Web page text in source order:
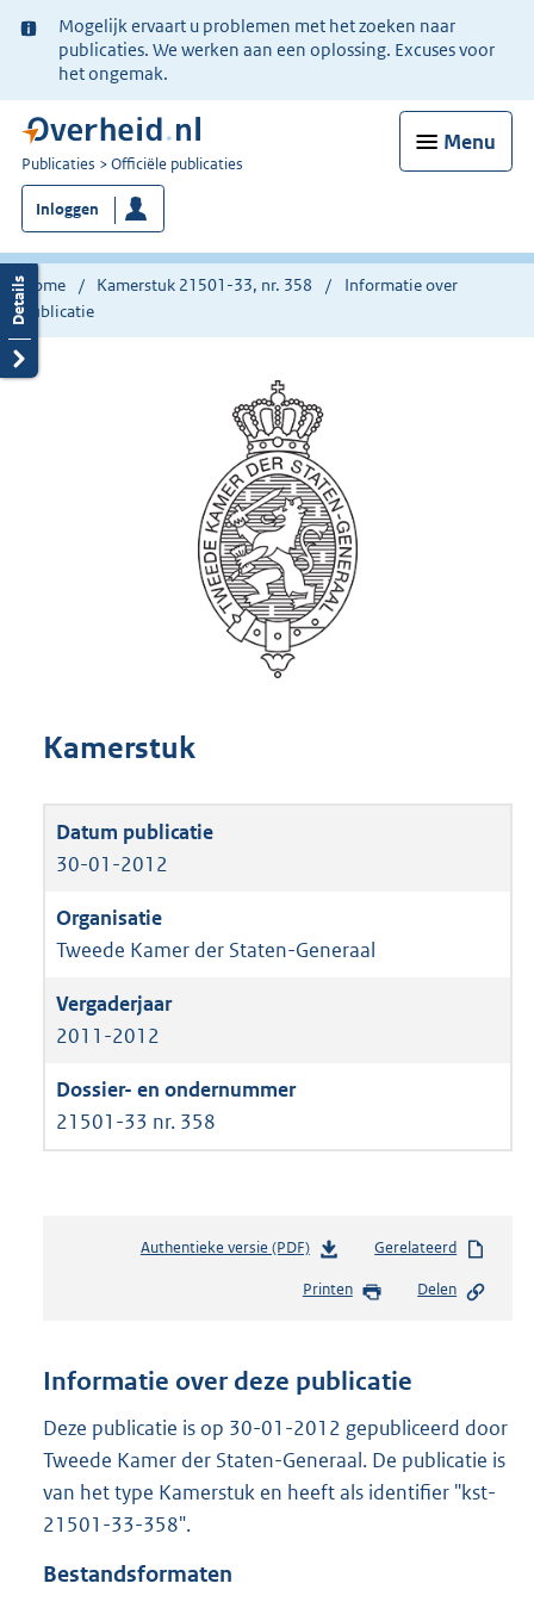
Ter
informatie:
Mogelijk ervaart u problemen met het zoeken naar
publicaties. We werken aan een oplossing. Excuses voor
het ongemak.
Menu
U
bent
nu
hier:
Publicaties Officiële publicaties
Inloggen
Home Kamerstuk 21501-33, nr. 358
Informatie over
publicatie
Kamerstuk
30-01-2012
Tweede Kamer der Staten-Generaal
2011-2012
21501-33 nr. 358
Authentieke versie (PDF)b
s
n
s
r
o
Gerelateerd
Printen Delen
Informatie over deze publicatie
Deze publicatie is op 30-01-2012 gepubliceerd door
Tweede Kamer der Staten-Generaal. De publicatie is
van het type Kamerstuk en heeft als identifier "kst-
21501-33-358".
Bestandsformaten